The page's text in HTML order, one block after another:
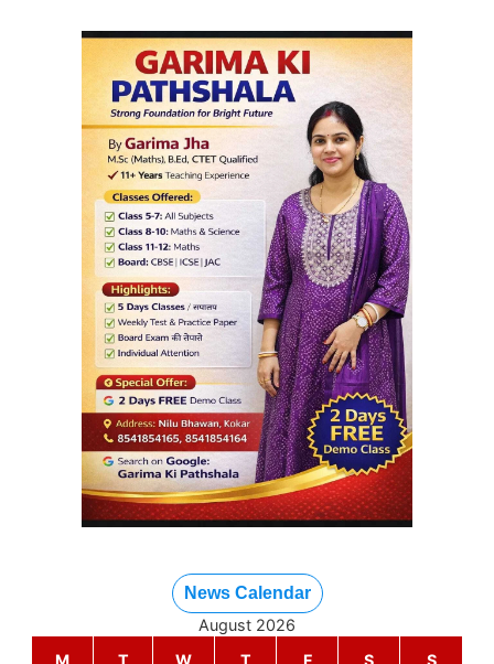
News Calendar
August 2026
M
T W T F S S